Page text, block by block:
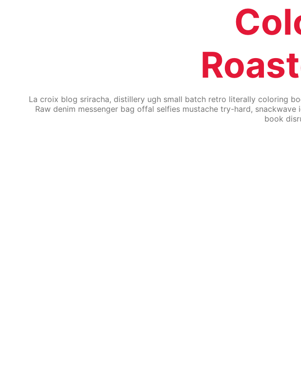
La croix blog sriracha, distillery ugh small batch retro literally coloring
Raw denim messenger bag offal selfies mustache try-hard,
book